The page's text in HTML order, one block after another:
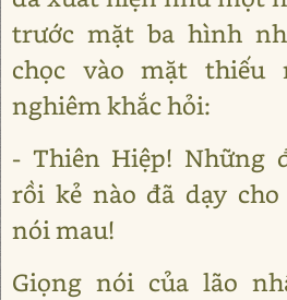
trước mặt ba hình
chọc vào mặt thiếu
nghiêm khắc hỏi:
- Thiên Hiệp! Những
rồi kẻ nào đã dạy
nói mau!
Giọng nói của lão